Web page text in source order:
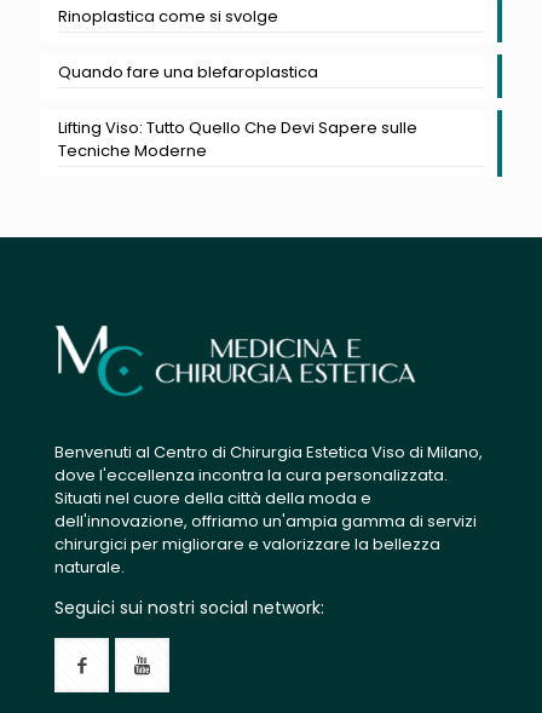
Rinoplastica come si svolge
Quando fare una blefaroplastica
Lifting Viso: Tutto Quello Che Devi Sapere sulle
Tecniche Moderne
Benvenuti al Centro di Chirurgia Estetica Viso di Milano,
dove l'eccellenza incontra la cura personalizzata.
Situati nel cuore della città della moda e
dell'innovazione, offriamo un'ampia gamma di servizi
chirurgici per migliorare e valorizzare la bellezza
naturale.
Seguici sui nostri social network: